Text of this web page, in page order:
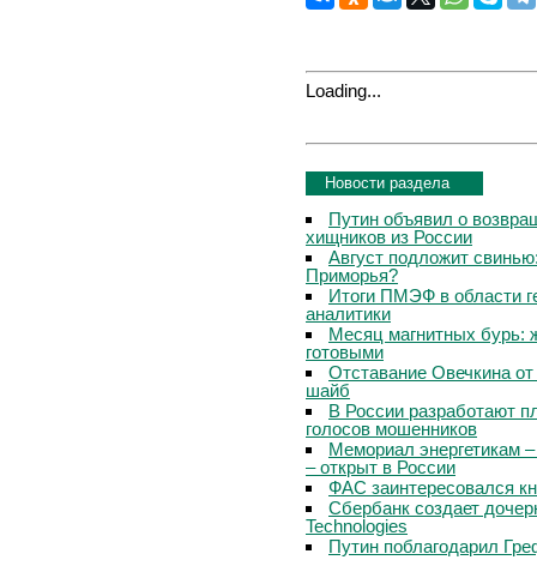
Loading...
Новости раздела
Путин объявил о
хищников из России
Август подложит
Приморья?
Итоги ПМЭФ в области
аналитики
Месяц магнитных бурь:
готовыми
Отставание Овечкина
шайб
В России разработают
голосов мошенников
Мемориал энергетикам
– открыт в России
ФАС заинтересовался
Сбербанк создает
Technologies
Путин поблагодарил